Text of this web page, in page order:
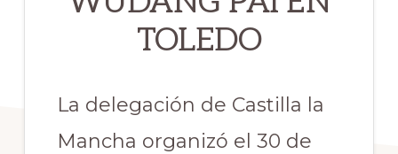
TOLEDO
La delegación de Castilla la
Mancha organizó el 30 de